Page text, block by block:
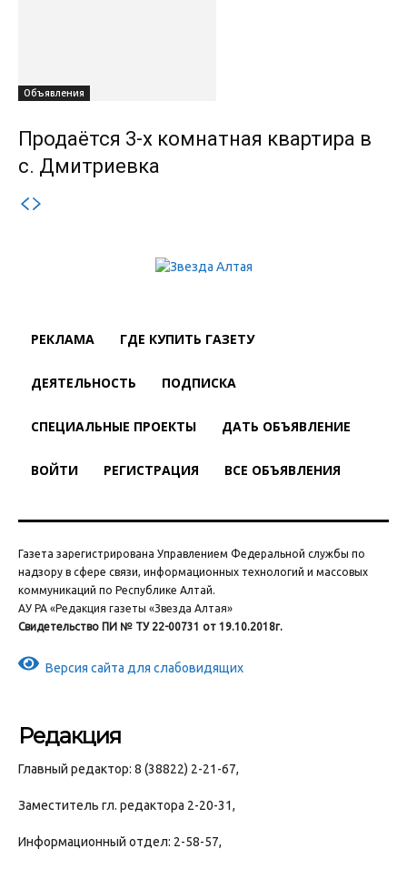
Объявления
Продаётся 3-х комнатная квартира в
с. Дмитриевка
РЕКЛАМА ГДЕ КУПИТЬ ГАЗЕТУ
ДЕЯТЕЛЬНОСТЬ ПОДПИСКА
СПЕЦИАЛЬНЫЕ ПРОЕКТЫ ДАТЬ ОБЪЯВЛЕНИЕ
ВОЙТИ РЕГИСТРАЦИЯ ВСЕ ОБЪЯВЛЕНИЯ
Газета зарегистрирована Управлением Федеральной службы по
надзору в сфере связи, информационных технологий и массовых
коммуникаций по Республике Алтай.
АУ РА «Редакция газеты «Звезда Алтая»
Свидетельство ПИ № ТУ 22-00731 от 19.10.2018г.
Версия сайта для слабовидящих
Редакция
Главный редактор: 8 (38822) 2-21-67,
Заместитель гл. редактора 2-20-31,
Информационный отдел: 2-58-57,